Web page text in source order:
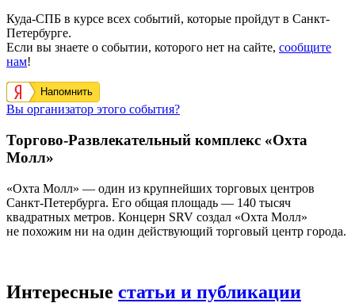
Куда-СПБ в курсе всех событий, которые пройдут в Санкт-
Петербурге.
Если вы знаете о событии, которого нет на сайте, сообщите
нам!
Напомнить
Вы организатор этого события?
Торгово-Развлекательный комплекс «Охта
Молл»
«Охта Молл» — один из крупнейших торговых центров
Санкт-Петербурга. Его общая площадь — 140 тысяч
квадратных метров. Концерн SRV создал «Охта Молл»
не похожим ни на один действующий торговый центр города.
Интересные статьи и публикации